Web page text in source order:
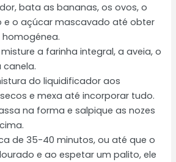
bata as bananas, os ovos, o
e o açúcar mascavado até obter
a farinha integral, a aveia, o
canela.
do liquidificador aos
e mexa até incorporar tudo.
na forma e salpique as nozes
de 35-40 minutos, ou até que o
e ao espetar um palito, ele